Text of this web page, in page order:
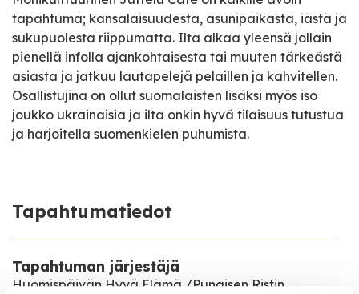
tapahtuma; kansalaisuudesta, asunipaikasta, iästä ja
sukupuolesta riippumatta. Ilta alkaa yleensä jollain
pienellä infolla ajankohtaisesta tai muuten tärkeästä
asiasta ja jatkuu lautapelejä pelaillen ja kahvitellen.
Osallistujina on ollut suomalaisten lisäksi myös iso
joukko ukrainaisia ja ilta onkin hyvä tilaisuus tutustua
ja harjoitella suomenkielen puhumista.
Tapahtumatiedot
Tapahtuman järjestäjä
Huomispäivän Hyvä Elämä /Punaisen Ristin